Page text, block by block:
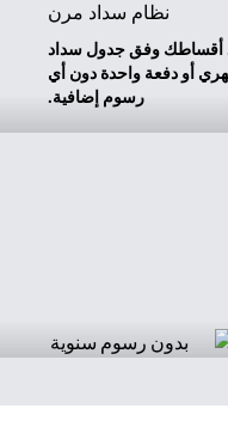
نظام سداد مرن
أقساطك وفق جدول سداد
أو دفعة واحدة دون أي
رسوم إضافية.